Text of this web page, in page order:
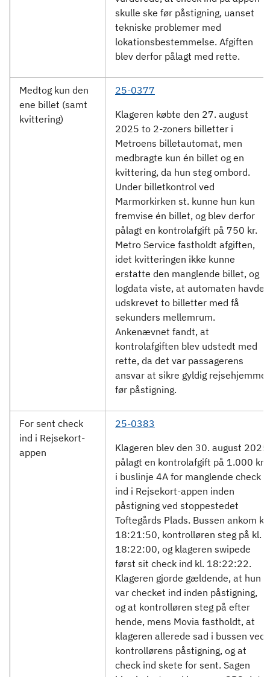
skulle ske før påstigning, uanset
tekniske problemer med
lokationsbestemmelse. Afgiften
blev derfor pålagt med rette.
Medtog kun den
ene billet (samt
kvittering)
25-0377
Klageren købte den 27. august
2025 to 2-zoners billetter i
Metroens billetautomat, men
medbragte kun én billet og en
kvittering, da hun steg ombord.
Under billetkontrol ved
Marmorkirken st. kunne hun kun
fremvise én billet, og blev derfor
pålagt en kontrolafgift på 750 kr.
Metro Service fastholdt afgiften,
idet kvitteringen ikke kunne
erstatte den manglende billet, og
logdata viste, at automaten havde
udskrevet to billetter med få
sekunders mellemrum.
Ankenævnet fandt, at
kontrolafgiften blev udstedt med
rette, da det var passagerens
ansvar at sikre gyldig rejsehjemmel
før påstigning.
For sent check
ind i Rejsekort-
appen
25-0383
Klageren blev den 30. august 2025
pålagt en kontrolafgift på 1.000 kr.
i buslinje 4A for manglende check
ind i Rejsekort-appen inden
påstigning ved stoppestedet
Toftegårds Plads. Bussen ankom kl.
18:21:50, kontrolløren steg på kl.
18:22:00, og klageren swipede
først sit check ind kl. 18:22:22.
Klageren gjorde gældende, at hun
var checket ind inden påstigning,
og at kontrolløren steg på efter
hende, mens Movia fastholdt, at
klageren allerede sad i bussen ved
kontrollørens påstigning, og at
check ind skete for sent. Sagen